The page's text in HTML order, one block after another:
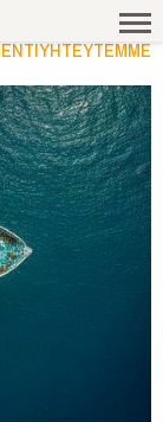
– SUORAT